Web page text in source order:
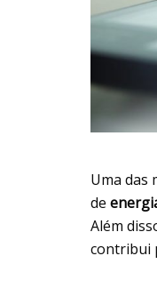
Uma das
de
Além
contribui